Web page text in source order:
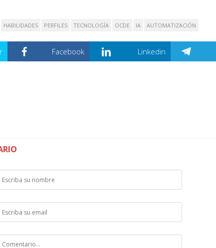
HABILIDADES PERFILES TECNOLOGÍA OCDE IA AUTOMATIZACIÓN
Facebook Linkedin